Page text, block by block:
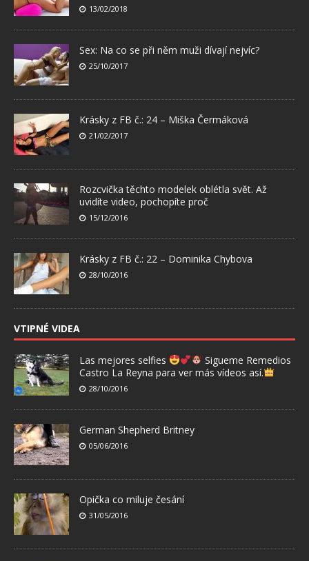
13/02/2018
Sex: Na co se při něm muži dívají nejvíc?
25/10/2017
Krásky z FB č.: 24 – Miška Čermáková
21/02/2017
Rozcvička těchto modelek oblétla svět. Až
uvidíte video, pochopíte proč
15/12/2016
Krásky z FB č.: 22 – Dominika Chybova
28/10/2016
VTIPNÉ VIDEA
Las mejores selfies
Sigueme Remedios
Castro La Reyna para ver más vídeos así.
28/10/2016
German Shepherd Britney
05/06/2016
Opička co miluje česání
31/05/2016